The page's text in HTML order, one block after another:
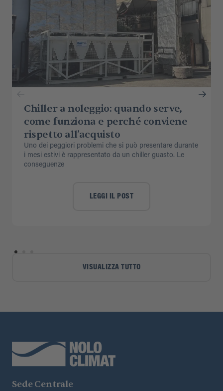
Chiller a noleggio: quando serve,
come funziona e perché conviene
rispetto all’acquisto
Uno dei peggiori problemi che si può presentare durante
i mesi estivi è rappresentato da un chiller guasto. Le
conseguenze
LEGGI IL POST
VISUALIZZA TUTTO
Sede Centrale